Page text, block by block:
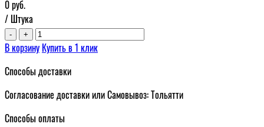
0руб.
/ Штука
- +
В корзину Купить в 1 клик
Способы доставки
Согласование доставки или Самовывоз: Тольятти
Способы оплаты